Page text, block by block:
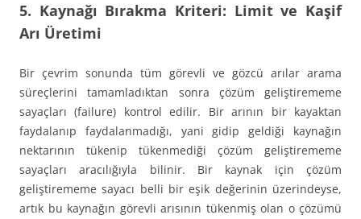
5. Kaynağı Bırakma Kriteri: Limit ve Kaşif
Arı Üretimi
Bir çevrim sonunda tüm görevli ve gözcü arılar arama
süreçlerini tamamladıktan sonra çözüm geliştirememe
sayaçları (failure) kontrol edilir. Bir arının bir kayaktan
faydalanıp faydalanmadığı, yani gidip geldiği kaynağın
nektarının tükenip tükenmediği çözüm geliştirememe
sayaçları aracılığıyla bilinir. Bir kaynak için çözüm
geliştirememe sayacı belli bir eşik değerinin üzerindeyse,
artık bu kaynağın görevli arısının tükenmiş olan o çözümü